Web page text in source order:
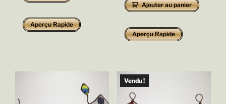
Aperçu Rapide
Ajouter au panier
Aperçu Rapide
Vendu !